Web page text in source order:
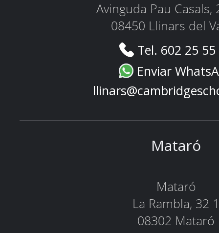
Avinguda Pau Casals,
08450 Llinars del
Tel. 602 25
Enviar
Mataró
Mataró
La Rambla, 32 1
08302 Mataró